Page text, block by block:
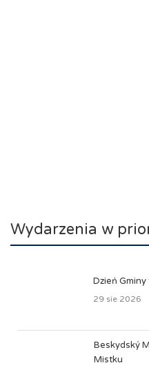
Wydarzenia w
Dzień
29 sie 2026
Beskydský
Mistku